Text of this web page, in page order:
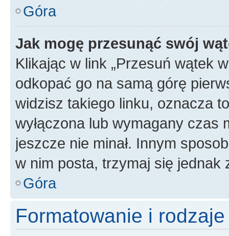
Góra
Jak mogę przesunąć swój
Klikając w link „Przesuń wątek
odkopać go na samą górę
widzisz takiego linku, oznacza
wyłączona lub wymagany czas
jeszcze nie minał. Innym
w nim posta, trzymaj się jednak
Góra
Formatowanie i